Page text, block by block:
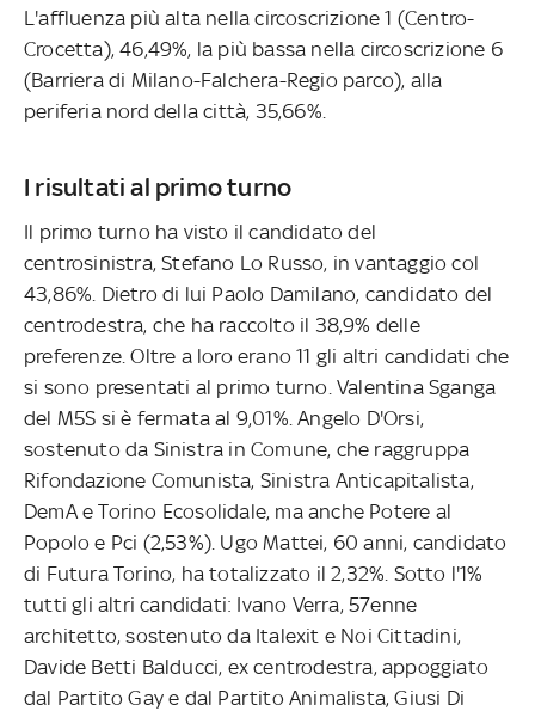
L'affluenza più alta nella circoscrizione 1 (Centro-
Crocetta), 46,49%, la più bassa nella circoscrizione 6
(Barriera di Milano-Falchera-Regio parco), alla
periferia nord della città, 35,66%.
I risultati al primo turno
Il primo turno ha visto il candidato del
centrosinistra, Stefano Lo Russo, in vantaggio col
43,86%. Dietro di lui Paolo Damilano, candidato del
centrodestra, che ha raccolto il 38,9% delle
preferenze. Oltre a loro erano 11 gli altri candidati che
si sono presentati al primo turno. Valentina Sganga
del M5S si è fermata al 9,01%. Angelo D'Orsi,
sostenuto da Sinistra in Comune, che raggruppa
Rifondazione Comunista, Sinistra Anticapitalista,
DemA e Torino Ecosolidale, ma anche Potere al
Popolo e Pci (2,53%). Ugo Mattei, 60 anni, candidato
di Futura Torino, ha totalizzato il 2,32%. Sotto l'1%
tutti gli altri candidati: Ivano Verra, 57enne
architetto, sostenuto da Italexit e Noi Cittadini,
Davide Betti Balducci, ex centrodestra, appoggiato
dal Partito Gay e dal Partito Animalista, Giusi Di